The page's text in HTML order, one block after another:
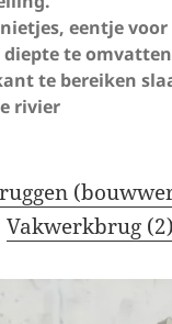
eentje
te
te bereiken
rivier
Vakwerkbrug (2)